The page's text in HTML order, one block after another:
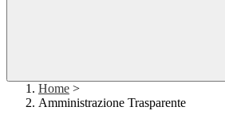
Home >
Amministrazione Trasparente